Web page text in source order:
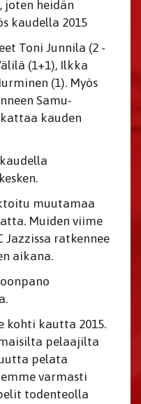
joten heidän
kaudella 2015
Toni Junnila (2 -
(1+1), Ilkka
(1). Myös
Samu-
kauden
muutamaa
Muiden viime
Jazzissa ratkennee
aikana.
kohti kautta 2015.
pelaajilta
pelata
varmasti
todenteolla